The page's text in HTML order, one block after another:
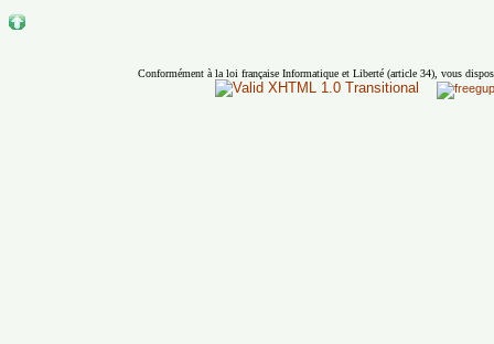
Conformément à la loi française Informatique et Liberté (article 34), vous